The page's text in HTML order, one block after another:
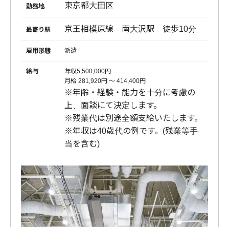
勤務地 東京都大田区
最寄り駅 京王相模原線 南大沢駅 徒歩10分
雇用形態 派遣
給与
年収5,500,000円
月給 281,920円 〜 414,400円
※年齢・経験・能力を十分に考慮の
上、面談にて決定します。
※残業代は別途全額支給いたします。
※年収は40歳代の例です。(残業等手
当を含む)